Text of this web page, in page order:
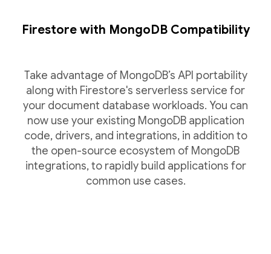
Firestore with MongoDB Compatibility
Take advantage of MongoDB’s API portability
along with Firestore's serverless service for
your document database workloads. You can
now use your existing MongoDB application
code, drivers, and integrations, in addition to
the open-source ecosystem of MongoDB
integrations, to rapidly build applications for
common use cases.